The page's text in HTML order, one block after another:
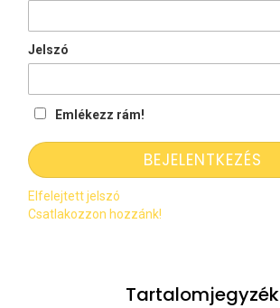
Jelszó
Emlékezz rám!
Elfelejtett jelszó
Csatlakozzon hozzánk!
Tartalomjegyzék